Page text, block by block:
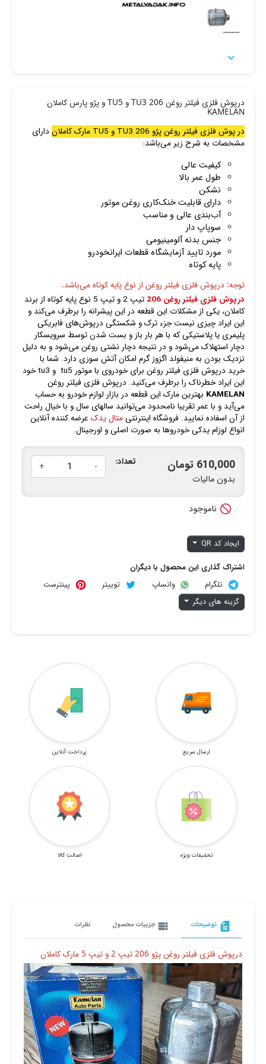

درپوش فلزی فیلتر روغن 206 TU3 و TU5 و پژو پارس کاملان
KAMELAN
در پوش فلزی فیلتر روغن پژو 206 TU3 و TU5 مارک کاملان
دارای
مشخصات به شرح زیر می‌باشد:
کیفیت عالی
طول عمر بالا
نشکن
دارای قابلیت خنک‌کاری روغن موتور
آب‌بندی عالی و مناسب
سوپاپ دار
جنس بدنه آلومینیومی
مورد تایید آزمایشگاه قطعات ایرانخودرو
پایه کوتاه
توجه: درپوش فلزی فیلتر روغن از نوع پایه کوتاه می‌باشد.
درپوش فلزی فیلتر روغن 206
تیپ 2 و تیپ 5 نوع پایه کوتاه از برند
کاملان، یکی از مشکلات این قطعه در این پیشرانه را برطرف می‌کند و
این ایراد چیزی نیست جزء ترک و شکستگی درپوش‌های فابریکی
پلیمری یا پلاستیکی که با هر بار باز و بست شدن توسط سرویسکار
دچار استهلاک می‌شود و در نتیجه دچار نشتی روغن می‌شود و به دلیل
نزدیک بودن به منیفولد اگزوز گرم امکان آتش سوزی دارد. شما با
خرید درپوش فلزی فیلتر روغن برای خودروی با موتور tu5 و tu3 خود
این ایراد خطرناک را برطرف می‌کنید. درپوش فلزی فیلتر روغن
KAMELAN بهترین مارک این قطعه در بازار لوازم خودرو به حساب
می‌آید و با عمر تقریبا نامحدود می‌توانید سالهای سال و با خیال راحت
از آن اسفاده نمایید. فروشگاه اینترنتیمتال یدک عرضه کننده آنلاین
انواع لوزام یدکی خودروها به صورت اصلی و اورجینال.
610,000 تومان
بدون مالیات
تعداد: -
+
 ناموجود
ایجاد کد QR
اشتراک گذاری این محصول با دیگران
تلگرام
واتساپ توییتر
پینترست
گزینه های دیگر
ارسال سریع پرداخت آنلاین
تخفیفات ویژه اصالت کالا
description توضیحات view_list جزییات محصول نظرات
درپوش فلزی فیلتر روغن پژو 206 تیپ 2 و تیپ 5 مارک کاملان